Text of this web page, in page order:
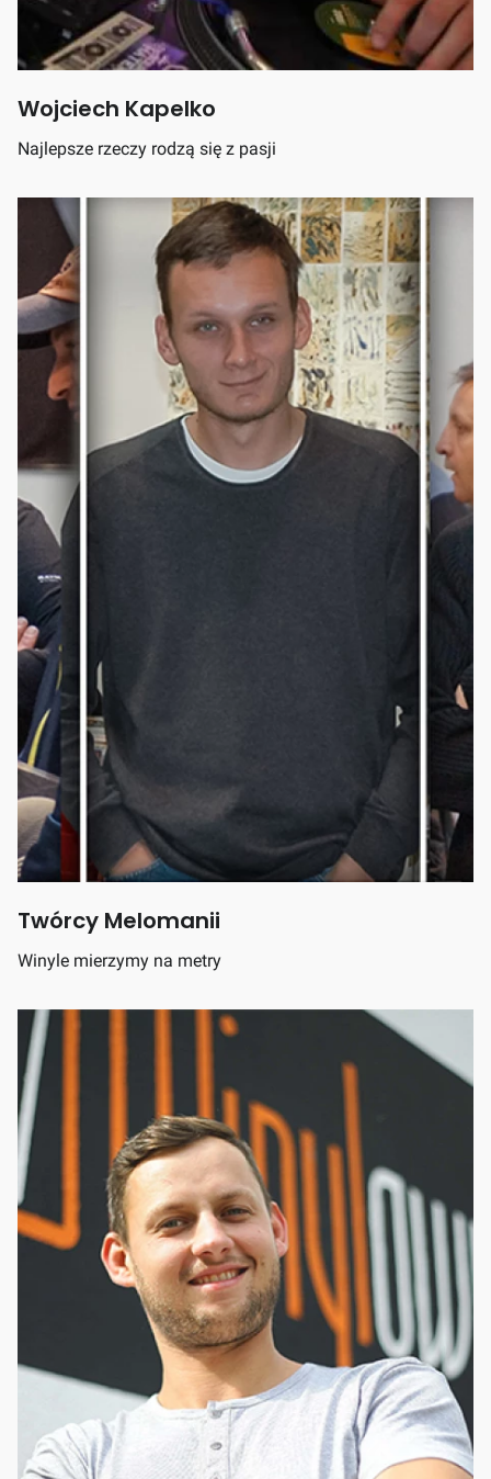
Wojciech Kapelko
Najlepsze rzeczy rodzą się z pasji
Twórcy Melomanii
Winyle mierzymy na metry